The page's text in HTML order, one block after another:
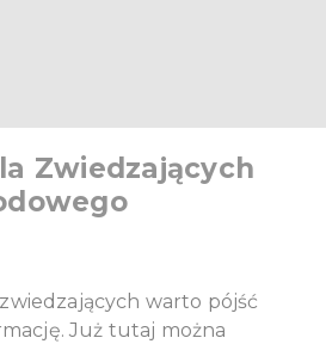
Zwiedzających
warto pójść
Już tutaj można